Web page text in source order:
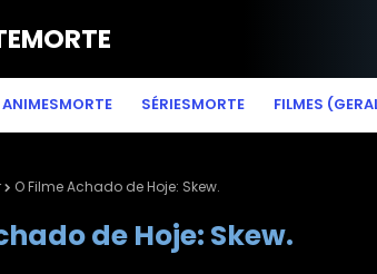
ANIMESMORTE SÉRIESMORTE FILMES
O Filme Achado de Hoje: Skew.
de Hoje: Skew.